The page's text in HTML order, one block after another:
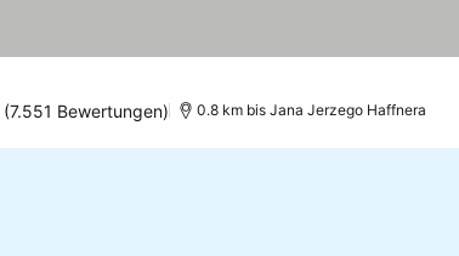
(7.551 Bewertungen) 0.8 km bis Jana Jerzego Haffnera